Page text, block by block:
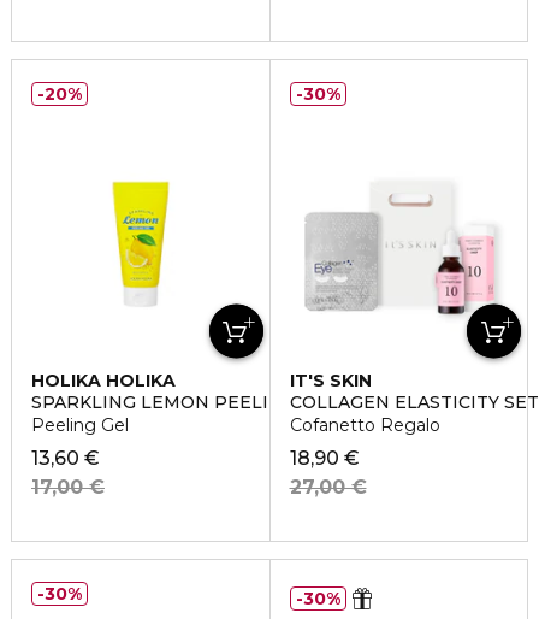
HOLIKA HOLIKA
SPARKLING LEMON PEELING GEL
Peeling Gel
13,60 €
17,00 €
20%
IT'S SKIN
COLLAGEN ELASTICITY SET
Cofanetto Regalo
18,90 €
27,00 €
30%
30% 30%